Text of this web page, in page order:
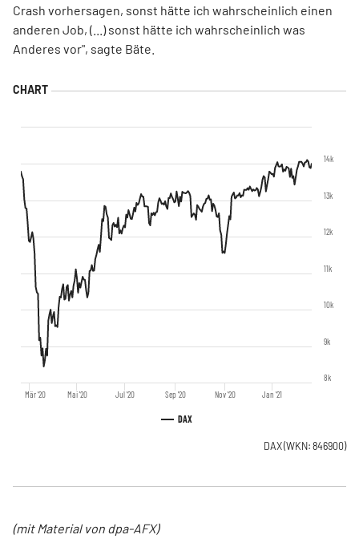
Crash vorhersagen, sonst hätte ich wahrscheinlich einen
anderen Job, (...) sonst hätte ich wahrscheinlich was
Anderes vor", sagte Bäte.
DAX
Mär '20 Mai '20 Jul '20 Sep '20 Nov '20 Jan '21
8k
9k
10k
11k
12k
13k
14k
DAX(WKN: 846900)
(mit Material von dpa-AFX)